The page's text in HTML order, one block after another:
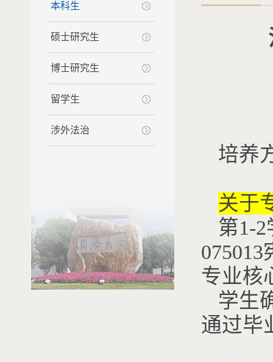
本科生
硕士研究生
博士研究生
留学生
涉外法治
培养
关于
第1-
专业核
学生
通过毕